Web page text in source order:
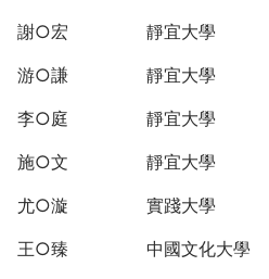
謝○宏 靜宜大學
游○謙 靜宜大學
李○庭 靜宜大學
施○文 靜宜大學
尤○漩 實踐大學
王○臻 中國文化大學